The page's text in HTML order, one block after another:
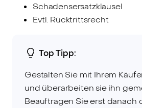
Schadensersatzklausel
Evtl. Rücktrittsrecht
Top Tipp:
Gestalten Sie mit Ihrem
und überarbeiten sie ihn
Beauftragen Sie erst danach